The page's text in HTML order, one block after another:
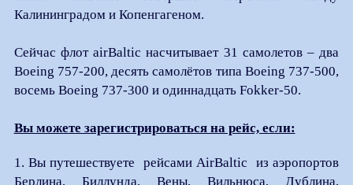
Калининградом и Копенгагеном.
Сейчас флот airBaltic насчитывает 31 самолетов – два
Boeing 757-200, десять самолётов типа Boeing 737-500,
восемь Boeing 737-300 и одиннадцать Fokker-50.
Вы можете зарегистрироваться на рейс, если:
1. Вы путешествуете рейсами AirBaltic из аэропортов
Берлина, Биллунда, Вены, Вильнюса, Дублина,